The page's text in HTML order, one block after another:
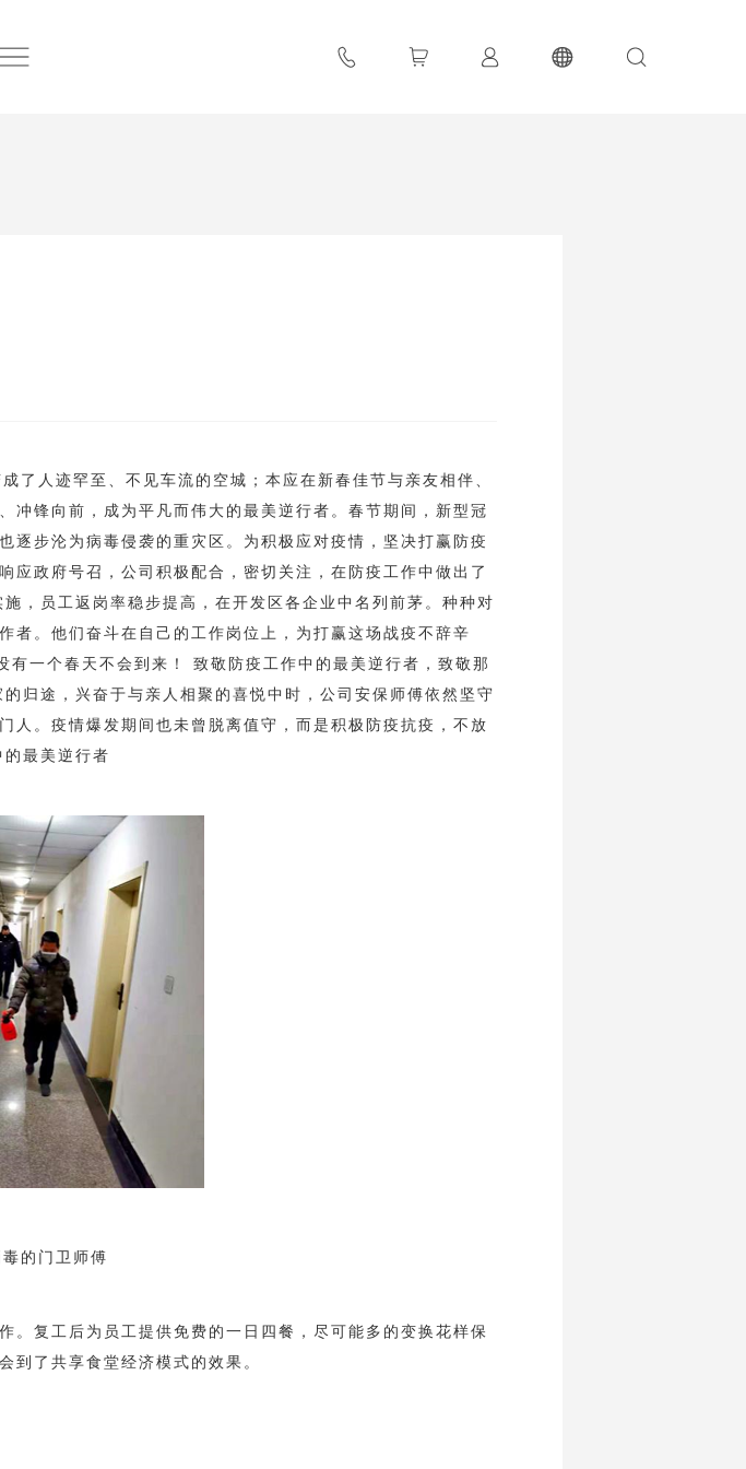
了人迹罕至、不见车流的空城；本应在新春佳节与亲友相伴、
冲锋向前，成为平凡而伟大的最美逆行者。春节期间，新型冠
逐步沦为病毒侵袭的重灾区。为积极应对疫情，坚决打赢防疫
应政府号召，公司积极配合，密切关注，在防疫工作中做出了
，员工返岗率稳步提高，在开发区各企业中名列前茅。种种对
者。他们奋斗在自己的工作岗位上，为打赢这场战疫不辞辛
一个春天不会到来！ 致敬防疫工作中的最美逆行者，致敬那
归途，兴奋于与亲人相聚的喜悦中时，公司安保师傅依然坚守
人。疫情爆发期间也未曾脱离值守，而是积极防疫抗疫，不放
最美逆行者
的门卫师傅
。复工后为员工提供免费的一日四餐，尽可能多的变换花样保
到了共享食堂经济模式的效果。